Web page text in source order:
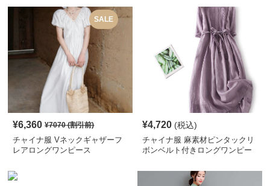
SALE
¥6,360 ¥7070(割引前)
チャイナ服 Vネックギャザーフ
レアロングワンピース
¥4,720 (税込)
チャイナ服 麻素材ピンタックリ
ボンベルト付きロングワンピー